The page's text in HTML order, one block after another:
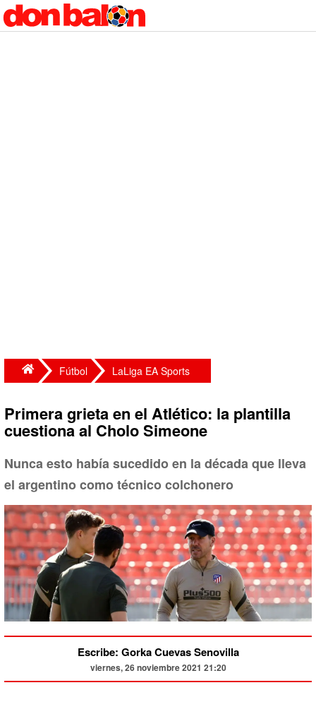
Fútbol LaLiga EA Sports
Primera grieta en el Atlético: la plantilla
cuestiona al Cholo Simeone
Nunca esto había sucedido en la década que lleva
el argentino como técnico colchonero
Escribe: Gorka Cuevas Senovilla
viernes, 26 noviembre 2021 21:20